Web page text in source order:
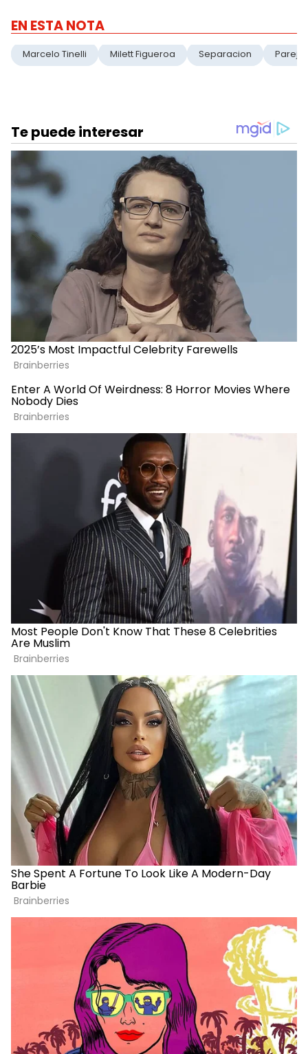
EN ESTA NOTA
Marcelo Tinelli Milett Figueroa Separacion Pareja